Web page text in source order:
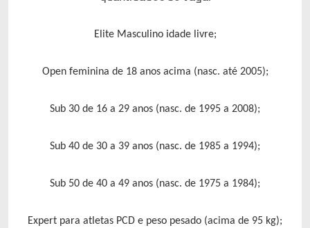
Elite Masculino idade livre;
Open feminina de 18 anos acima (nasc. até 2005);
Sub 30 de 16 a 29 anos (nasc. de 1995 a 2008);
Sub 40 de 30 a 39 anos (nasc. de 1985 a 1994);
Sub 50 de 40 a 49 anos (nasc. de 1975 a 1984);
Expert para atletas PCD e peso pesado (acima de 95 kg);